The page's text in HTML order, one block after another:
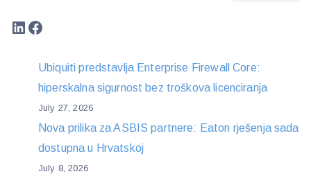
LinkedIn
Facebook
Ubiquiti predstavlja Enterprise Firewall Core:
hiperskalna sigurnost bez troškova licenciranja
July 27, 2026
Nova prilika za ASBIS partnere: Eaton rješenja sada
dostupna u Hrvatskoj
July 8, 2026